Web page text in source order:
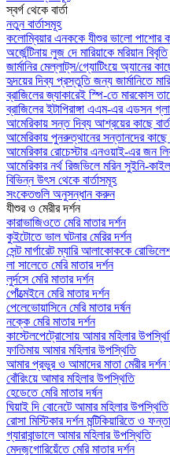
স্বর্গ থেকে বার্তা
নতুন বার্তাসমূহ
কলোম্বিয়ার এনককে যীশুর ভালো পাশোর
অর্জেন্টিনায় লুজ দে মারিয়াকে মরিয়ান বিবৃতি
জার্মানির মেল্লাট্‌স/গ্যোটিংয়ে অ্যানের
হৃদয়ের দিব্য প্রস্তুতি জন্য জার্মানিতে
ব্রাজিলের জ্যাকারেই স্পি-তে মারকোস
ব্রাজিলের ইটাপিরাঙ্গা এএম-এর এডসন
আমেরিকায় সন্ত দিব্য আশ্রয়ের কাছে
আমেরিকায় পুনরুত্থানের সন্তানদের কাছে
আমেরিকার রোচেস্টার এনওয়াই-এর জন
আমেরিকার নর্থ রিজভিলে মরিন সুইনি-
বিভিন্ন উৎস থেকে বার্তাসমূহ
সংকেতগুলি অনুসন্ধান করুন
যীশুর ও মেরীর দর্শন
কারাভাজিওতে মেরি মাতার দর্শন
কুইটোতে ভাল ঘটনার মেরির দর্শন
সেন্ট মার্গারেট ম্যারি আলাকোককে
লা সালেতে মেরি মাতার দর্শন
লুর্দসে মেরি মাতার দর্শন
পোঁত্মেইনে মেরি মাতার দর্শন
পেলেভোয়াসিনে মেরি মাতার দর্ষন
নক্কে মেরি মাতার দর্শন
কাস্টেলপেট্রোসোয় আমার মহিলার
ফাতিমায় আমার মহিলার উপস্থিতি
আমার প্রভুর ও আমাদের মাতা মেরীর দর্শন
বোঁরিংয়ে আমার মহিলার উপস্থিতি
হেডেতে মেরি মাতার দর্ষন
ঘিয়াই দি বোনেটে আমার মহিলার উপস্থিতি
রোসা মিস্টিকার দর্শন মন্টিকিয়ারিতে ও
গ্যারাবান্ডালে আমার মহিলার উপস্থিতি
মেদজুগোরিয়েঁতে মেরি মাতার দর্শন